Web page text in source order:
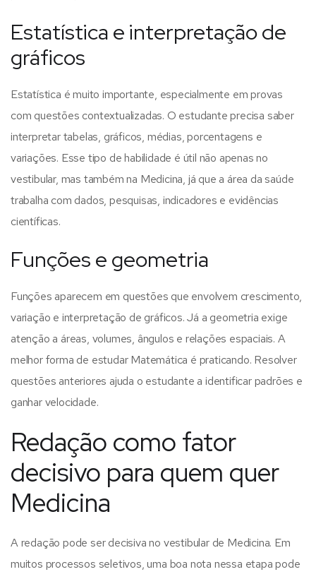
Estatística e interpretação de
gráficos
Estatística é muito importante, especialmente em provas
com questões contextualizadas. O estudante precisa saber
interpretar tabelas, gráficos, médias, porcentagens e
variações. Esse tipo de habilidade é útil não apenas no
vestibular, mas também na Medicina, já que a área da saúde
trabalha com dados, pesquisas, indicadores e evidências
científicas.
Funções e geometria
Funções aparecem em questões que envolvem crescimento,
variação e interpretação de gráficos. Já a geometria exige
atenção a áreas, volumes, ângulos e relações espaciais. A
melhor forma de estudar Matemática é praticando. Resolver
questões anteriores ajuda o estudante a identificar padrões e
ganhar velocidade.
Redação como fator
decisivo para quem quer
Medicina
A redação pode ser decisiva no vestibular de Medicina. Em
muitos processos seletivos, uma boa nota nessa etapa pode